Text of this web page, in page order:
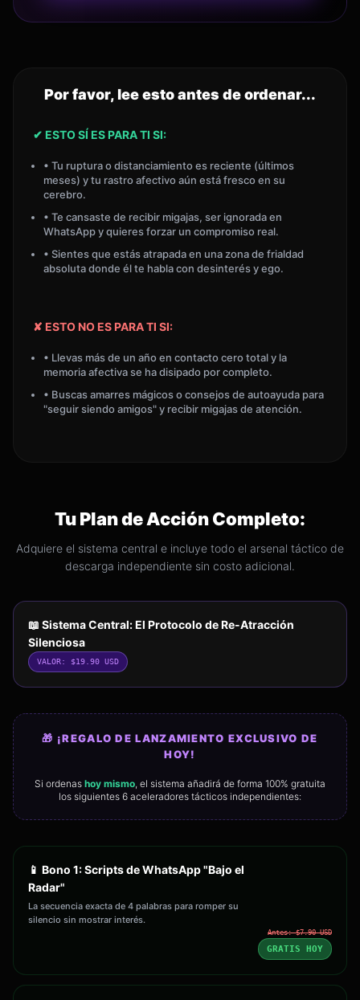
Por favor, lee esto antes de ordenar...
✔ ESTO SÍ ES PARA TI SI:
• Tu ruptura o distanciamiento es reciente (últimos
meses) y tu rastro afectivo aún está fresco en su
cerebro.
• Te cansaste de recibir migajas, ser ignorada en
WhatsApp y quieres forzar un compromiso real.
• Sientes que estás atrapada en una zona de frialdad
absoluta donde él te habla con desinterés y ego.
✘ ESTO NO ES PARA TI SI:
• Llevas más de un año en contacto cero total y la
memoria afectiva se ha disipado por completo.
• Buscas amarres mágicos o consejos de autoayuda para
"seguir siendo amigos" y recibir migajas de atención.
Tu Plan de Acción Completo:
Adquiere el sistema central e incluye todo el arsenal táctico de
descarga independiente sin costo adicional.
📖 Sistema Central: El Protocolo de Re-Atracción
Silenciosa
VALOR: $19.90 USD
🎁 ¡REGALO DE LANZAMIENTO EXCLUSIVO DE
HOY!
Si ordenas hoy mismo, el sistema añadirá de forma 100% gratuita
los siguientes 6 aceleradores tácticos independientes:
📱 Bono 1: Scripts de WhatsApp "Bajo el
Radar"
La secuencia exacta de 4 palabras para romper su
silencio sin mostrar interés.
Antes: $7.90 USD
GRATIS HOY